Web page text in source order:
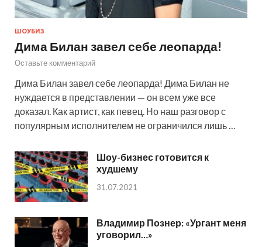
ШОУБИЗ
Дима Билан завел себе леопарда!
Оставьте комментарий
Дима Билан завел себе леопарда! Дима Билан не
нуждается в представлении — он всем уже все
доказал. Как артист, как певец. Но наш разговор с
популярным исполнителем не ограничился лишь …
Шоу-бизнес готовится к
худшему
31.07.2021
Владимир Познер: «Ургант меня
уговорил…»